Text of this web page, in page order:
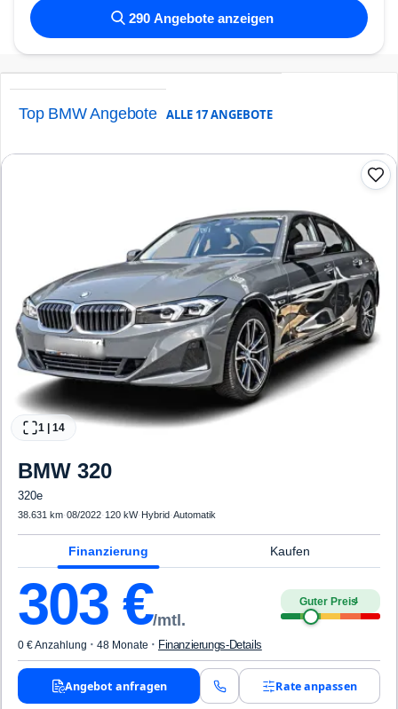
290 Angebote anzeigen
Top BMW Angebote ALLE 17ANGEBOTE
1 14
BMW 320
320e
38.631 km·08/2022· 120 kW· Hybrid·Automatik
Finanzierung Kaufen
303 €/mtl.
Guter Preis4
0 € Anzahlung · 48 Monate · Finanzierungs-Details
Angebot anfragen Rate anpassen